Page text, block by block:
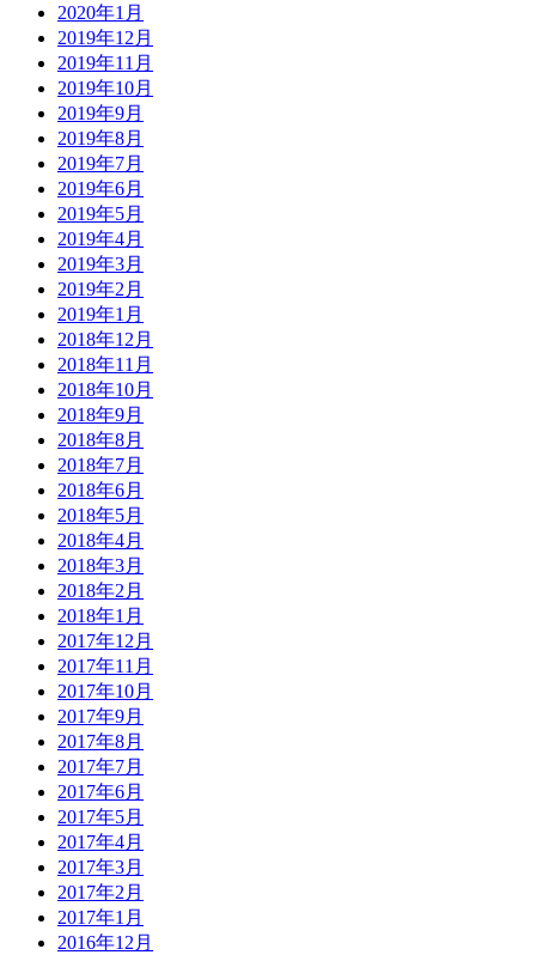
2020年1月
2019年12月
2019年11月
2019年10月
2019年9月
2019年8月
2019年7月
2019年6月
2019年5月
2019年4月
2019年3月
2019年2月
2019年1月
2018年12月
2018年11月
2018年10月
2018年9月
2018年8月
2018年7月
2018年6月
2018年5月
2018年4月
2018年3月
2018年2月
2018年1月
2017年12月
2017年11月
2017年10月
2017年9月
2017年8月
2017年7月
2017年6月
2017年5月
2017年4月
2017年3月
2017年2月
2017年1月
2016年12月